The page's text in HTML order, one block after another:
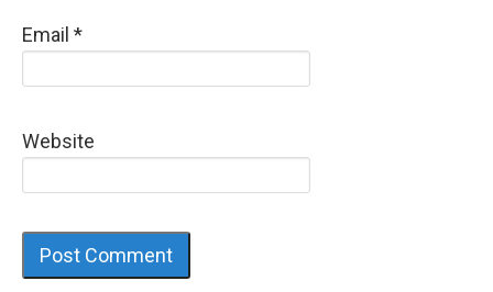
Email *
Website